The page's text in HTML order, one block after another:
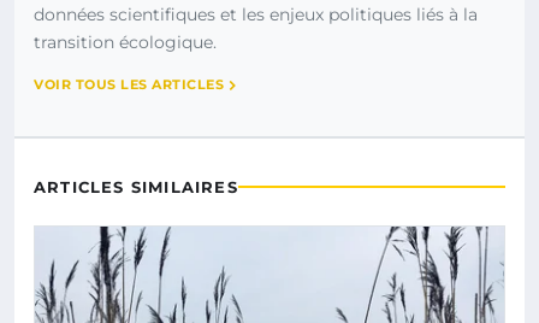
données scientifiques et les enjeux politiques liés à la
transition écologique.
VOIR TOUS LES ARTICLES
ARTICLES SIMILAIRES